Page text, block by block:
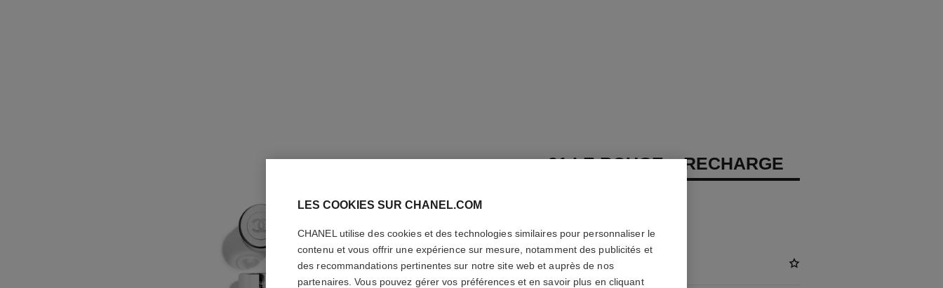
31 LE ROUGE – RECHARGE
Réf. 173836
85 €(25757,58€/KG)
LES COOKIES SUR CHANEL.COM
CHANEL utilise des cookies et des technologies similaires pour personnaliser le
contenu et vous offrir une expérience sur mesure, notamment des publicités et
des recommandations pertinentes sur notre site web et auprès de nos
partenaires. Vous pouvez gérer vos préférences et en savoir plus en cliquant